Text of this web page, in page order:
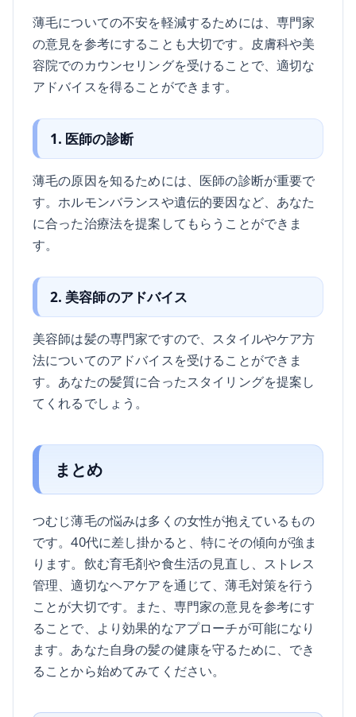
薄毛についての不安を軽減するためには、専門家
の意見を参考にすることも大切です。皮膚科や美
容院でのカウンセリングを受けることで、適切な
アドバイスを得ることができます。
1. 医師の診断
薄毛の原因を知るためには、医師の診断が重要で
す。ホルモンバランスや遺伝的要因など、あなた
に合った治療法を提案してもらうことができま
す。
2. 美容師のアドバイス
美容師は髪の専門家ですので、スタイルやケア方
法についてのアドバイスを受けることができま
す。あなたの髪質に合ったスタイリングを提案し
てくれるでしょう。
まとめ
つむじ薄毛の悩みは多くの女性が抱えているもの
です。40代に差し掛かると、特にその傾向が強ま
ります。飲む育毛剤や食生活の見直し、ストレス
管理、適切なヘアケアを通じて、薄毛対策を行う
ことが大切です。また、専門家の意見を参考にす
ることで、より効果的なアプローチが可能になり
ます。あなた自身の髪の健康を守るために、でき
ることから始めてみてください。